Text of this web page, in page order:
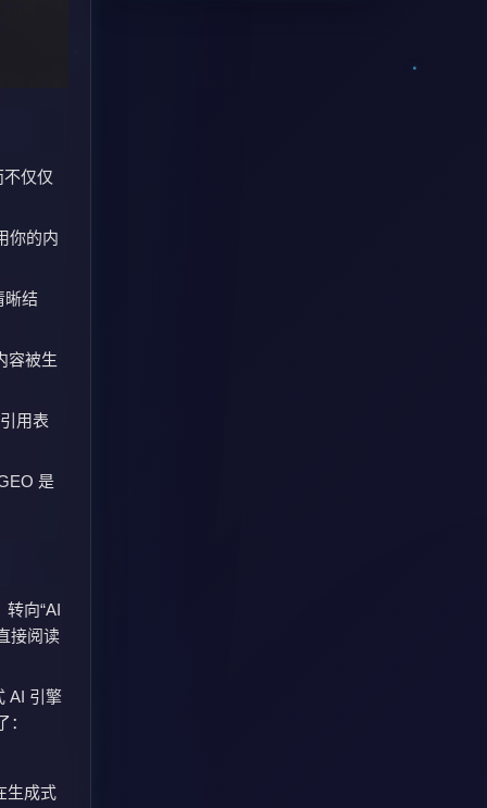
仅仅
你的内
晰结
容被生
用表
是
向“AI
接阅读
AI 引擎
生成式